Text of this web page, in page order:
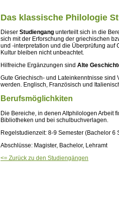
Das klassische Philologie
Dieser Studiengang unterteilt sich in die
sich mit der Erforschung der griechischen
und -interpretation und die Überprüfung auf
Kultur bleiben nicht unbeachtet.
Hilfreiche Ergänzungen sind Alte
Gute Griechisch- und Lateinkenntnisse
werden. Englisch, Französisch und
Berufsmöglichkiten
Die Bereiche, in denen Altphilologen Arbeit
Bibliotheken und bei schulbuchverlagen.
Regelstudienzeit: 8-9 Semester (Bachelor 6
Abschlüsse: Magister, Bachelor, Lehramt
<= Zurück zu den Studiengängen